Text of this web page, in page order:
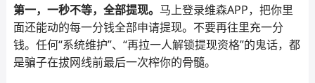
第一，一秒不等，全部提现。 马上登录维森APP，把你里
面还能动的每一分钱全部申请提现。不要再往里充一分
钱。任何“系统维护”、“再拉一人解锁提现资格”的鬼话，都
是骗子在拔网线前最后一次榨你的骨髓。